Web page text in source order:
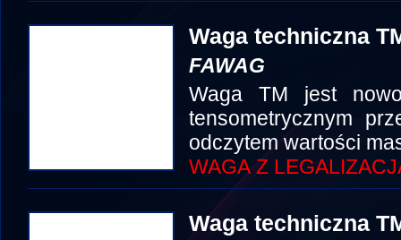
Waga techniczna
FAWAG
Waga TM jest
tensometrycznym
odczytem wartości
WAGA Z
Waga techniczna